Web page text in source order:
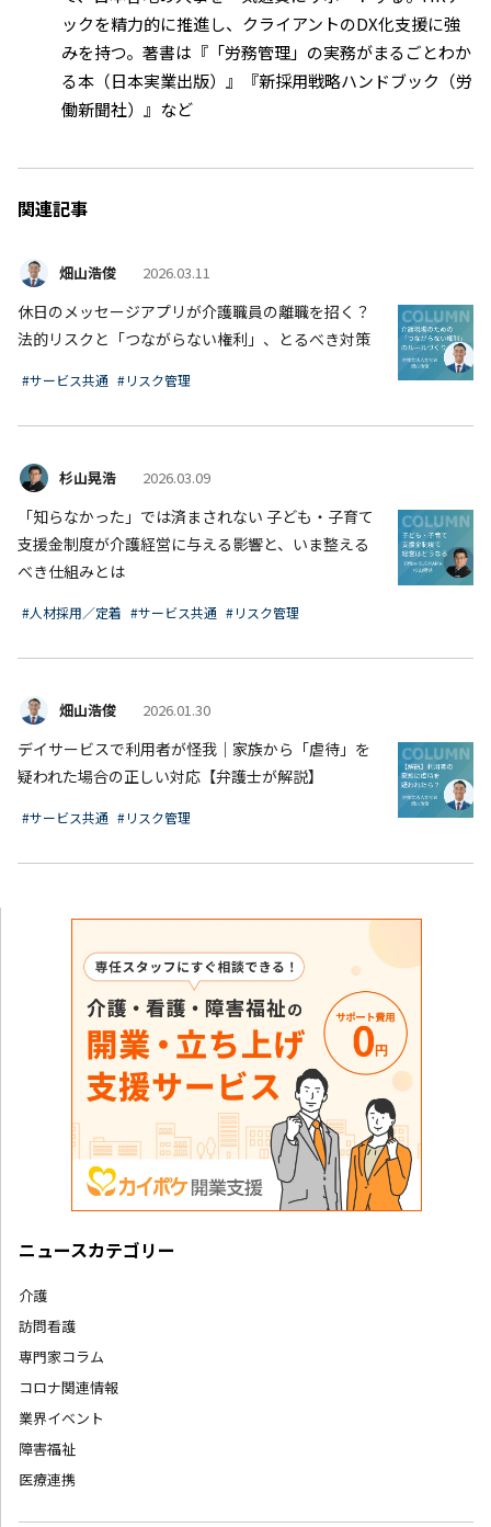
ックを精力的に推進し、クライアントのDX化支援に強
みを持つ。著書は『「労務管理」の実務がまるごとわか
る本（日本実業出版）』『新採用戦略ハンドブック（労
働新聞社）』など
関連記事
畑山浩俊 2026.03.11
休日のメッセージアプリが介護職員の離職を招く？
法的リスクと「つながらない権利」、とるべき対策
#サービス共通 #リスク管理
杉山晃浩 2026.03.09
「知らなかった」では済まされない 子ども・子育て
支援金制度が介護経営に与える影響と、いま整える
べき仕組みとは
#人材採用／定着 #サービス共通 #リスク管理
畑山浩俊 2026.01.30
デイサービスで利用者が怪我｜家族から「虐待」を
疑われた場合の正しい対応【弁護士が解説】
#サービス共通 #リスク管理
ニュースカテゴリー
介護
訪問看護
専門家コラム
コロナ関連情報
業界イベント
障害福祉
医療連携